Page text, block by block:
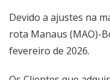
Devido a ajustes na
rota Manaus (MAO)-
fevereiro de 2026.